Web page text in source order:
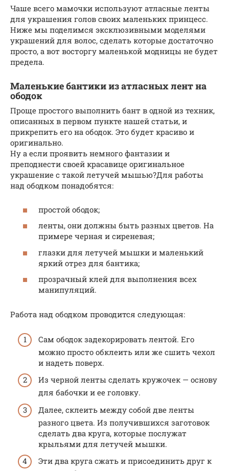
Чаше всего мамочки используют атласные ленты
для украшения голов своих маленьких принцесс.
Ниже мы поделимся эксклюзивными моделями
украшений для волос, сделать которые достаточно
просто, а вот восторгу маленькой модницы не будет
предела.
Маленькие бантики из атласных лент на
ободок
Проще простого выполнить бант в одной из техник,
описанных в первом пункте нашей статьи, и
прикрепить его на ободок. Это будет красиво и
оригинально.
Ну а если проявить немного фантазии и
преподнести своей красавице оригинальное
украшение с такой летучей мышью?Для работы
над ободком понадобятся:
простой ободок;
ленты, они должны быть разных цветов. На
примере черная и сиреневая;
глазки для летучей мышки и маленький
яркий отрез для бантика;
прозрачный клей для выполнения всех
манипуляций.
Работа над ободком проводится следующая:
Сам ободок задекорировать лентой. Его
можно просто обклеить или же сшить чехол
и надеть поверх.
Из черной ленты сделать кружочек — основу
для бабочки и ее головку.
Далее, склеить между собой две ленты
разного цвета. Из получившихся заготовок
сделать два круга, которые послужат
крыльями для летучей мышки.
Эти два круга сжать и присоединить друг к